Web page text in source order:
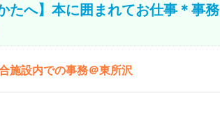
たへ】本に囲まれてお仕事＊事務
施設内での事務＠東所沢